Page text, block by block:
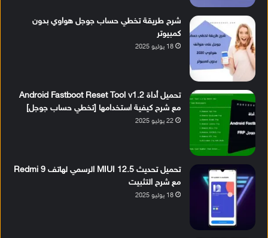
شرح طريقة تخطي حساب جوجل هواوي بدون
كمبيوتر
18 يوليو 2025
تحميل أداة Android Fastboot Reset Tool v1.2
مع شرح كيفية استخدامها [تخطي حساب جوجل]
22 يوليو 2025
تحميل تحديث MIUI 12.5 الرسمي لهاتف Redmi 9
مع شرح التثبيت
18 يوليو 2025